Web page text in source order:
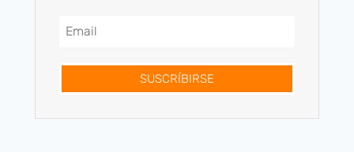
SUSCRÍBIRSE